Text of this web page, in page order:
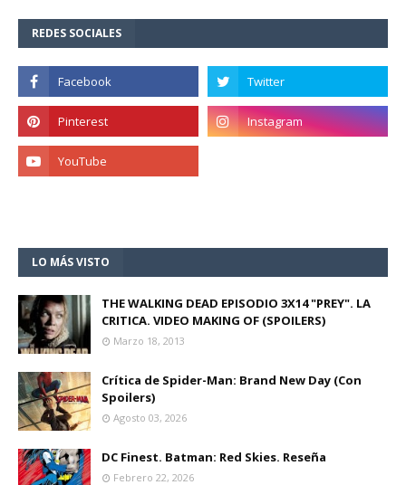
REDES SOCIALES
LO MÁS VISTO
THE WALKING DEAD EPISODIO 3X14 "PREY". LA
CRITICA. VIDEO MAKING OF (SPOILERS)
Marzo 18, 2013
Crítica de Spider-Man: Brand New Day (Con
Spoilers)
Agosto 03, 2026
DC Finest. Batman: Red Skies. Reseña
Febrero 22, 2026